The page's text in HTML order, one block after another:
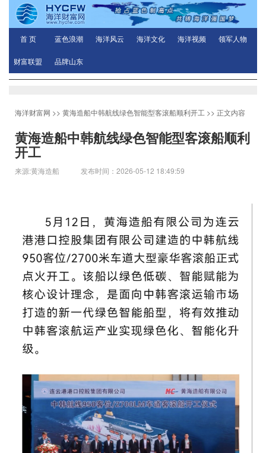
首 页 蓝色浪潮 海洋风云 海洋文化 海洋视频 领军人物
财富联盟 品牌山东
海洋财富网 >> 黄海造船中韩航线绿色智能型客滚船顺利开工 >> 正文内容
黄海造船中韩航线绿色智能型客滚船顺利
开工
来源:黄海造船 发布时间：2026-05-12 18:49:59